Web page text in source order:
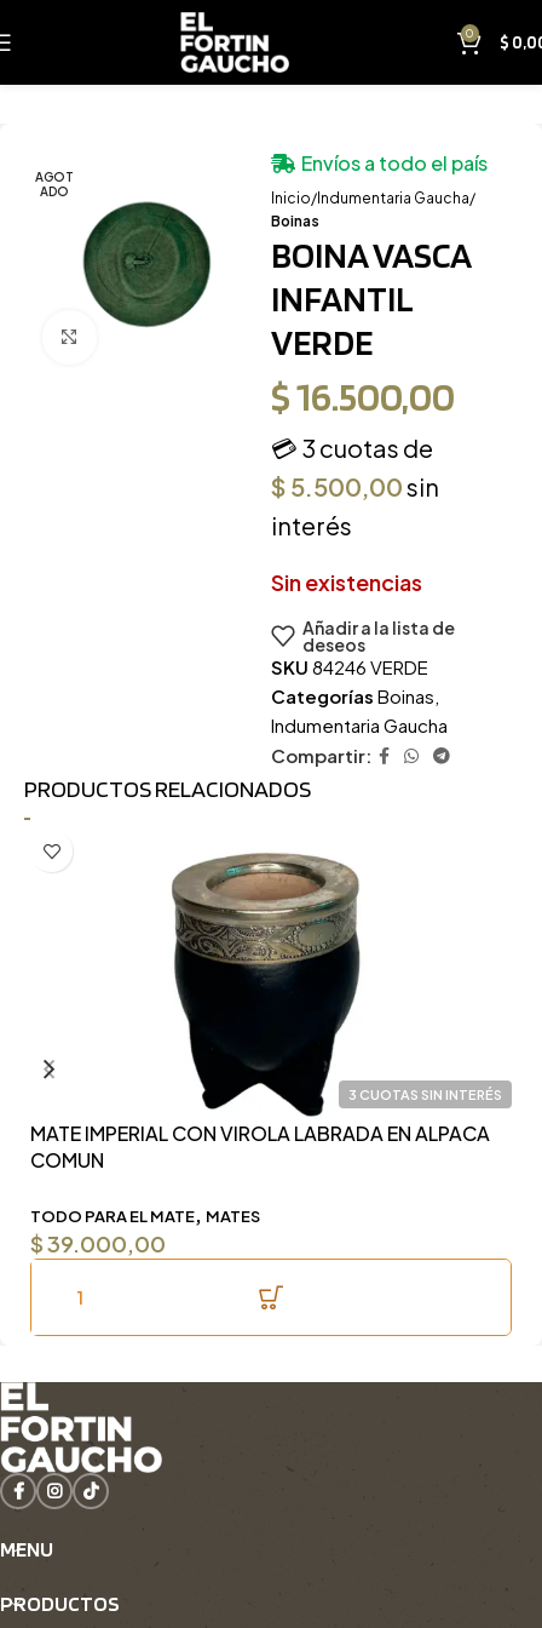
0 $
AGOT
ADO
Inicio
Indumentaria Gaucha
Boinas
Envíos a todo el país
BOINA VASCA
INFANTIL
VERDE
$16.500,00
💳 3 cuotas de
$ 5.500,00sin
interés
Sin existencias
Añadir a la lista de
deseos
SKU 84246 VERDE
Categorías Boinas,
Indumentaria Gaucha
Compartir:
PRODUCTOS RELACIONADOS
3 CUOTAS SIN INTERÉS
MATE IMPERIAL CON VIROLA LABRADA EN ALPACA
COMUN
TODO PARA EL MATE, MATES
$39.000,00
MENU
PRODUCTOS